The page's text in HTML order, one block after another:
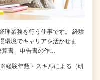
理業務を行う仕事です。 経験
環境でキャリアを活かせま
書、申告書の作…
験年数・スキルによる（研